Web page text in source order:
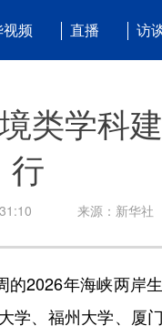
频 直播 访
类学科
行
来源：新华社
2026年海峡两岸
学、福州大学、厦